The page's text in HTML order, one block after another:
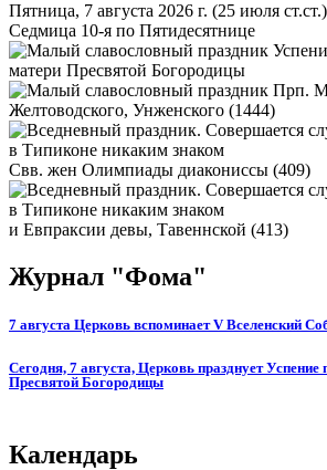
Пятница, 7 августа 2026 г. (25 июля ст.ст.)
Седмица 10-я по Пятидесятнице
матери Пресвятой Богородицы
Прп.
Желтоводского, Унженского (1444)
Свв. жен Олимпиады диакониссы (409)
и Евпраксии девы, Тавеннской (413)
Журнал "Фома"
7 августа Церковь вспоминает V Вселенский
Сегодня, 7 августа, Церковь празднует
Пресвятой Богородицы
Календарь